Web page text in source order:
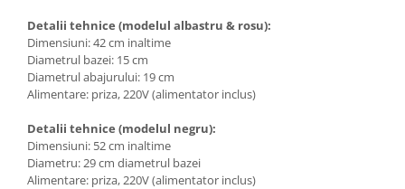
Detalii tehnice (modelul albastru & rosu):
Dimensiuni: 42 cm inaltime
Diametrul bazei: 15 cm
Diametrul abajurului: 19 cm
Alimentare: priza, 220V (alimentator inclus)
Detalii tehnice (modelul negru):
Dimensiuni: 52 cm inaltime
Diametru: 29 cm diametrul bazei
Alimentare: priza, 220V (alimentator inclus)